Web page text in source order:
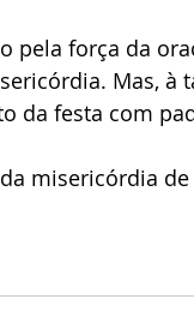
pela força da
Mas,
da festa com
misericórdia